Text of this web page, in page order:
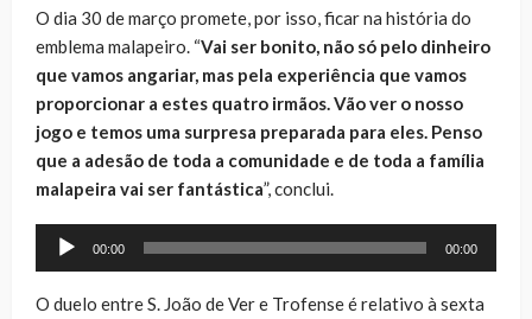
O dia 30 de março promete, por isso, ficar na história do
emblema malapeiro. “Vai ser bonito, não só pelo dinheiro
que vamos angariar, mas pela experiência que vamos
proporcionar a estes quatro irmãos. Vão ver o nosso
jogo e temos uma surpresa preparada para eles. Penso
que a adesão de toda a comunidade e de toda a família
malapeira vai ser fantástica”, conclui.
Reprodutor
áudio
00:00 00:00
O duelo entre S. João de Ver e Trofense é relativo à sexta